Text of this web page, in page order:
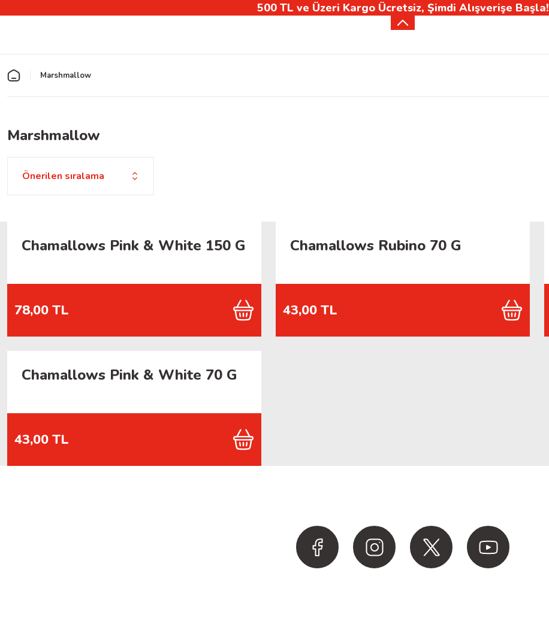
500 TL ve Üzeri Kargo Ücretsiz, Şimdi Alışverişe Başla!
Marshmallow
Marshmallow
Chamallows Pink & White 150 G
78,00 TL
Chamallows Rubino 70 G
43,00 TL
Chamallows Pink & White 70 G
43,00 TL